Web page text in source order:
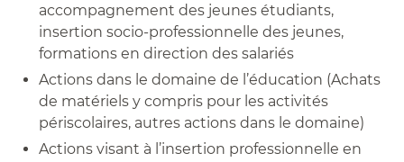
accompagnement des jeunes étudiants,
insertion socio-professionnelle des jeunes,
formations en direction des salariés
Actions dans le domaine de l’éducation (Achats
de matériels y compris pour les activités
périscolaires, autres actions dans le domaine)
Actions visant à l’insertion professionnelle en